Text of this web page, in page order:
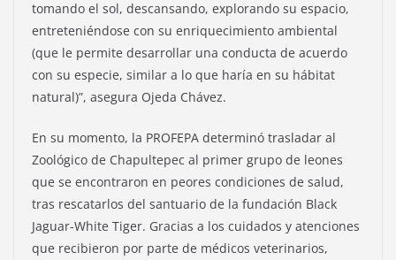
tomando el sol, descansando, explorando su espacio,
entreteniéndose con su enriquecimiento ambiental
(que le permite desarrollar una conducta de acuerdo
con su especie, similar a lo que haría en su hábitat
natural)”, asegura Ojeda Chávez.
En su momento, la PROFEPA determinó trasladar al
Zoológico de Chapultepec al primer grupo de leones
que se encontraron en peores condiciones de salud,
tras rescatarlos del santuario de la fundación Black
Jaguar-White Tiger. Gracias a los cuidados y atenciones
que recibieron por parte de médicos veterinarios,